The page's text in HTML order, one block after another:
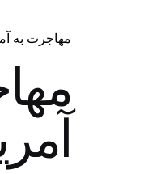
مهاجرت به